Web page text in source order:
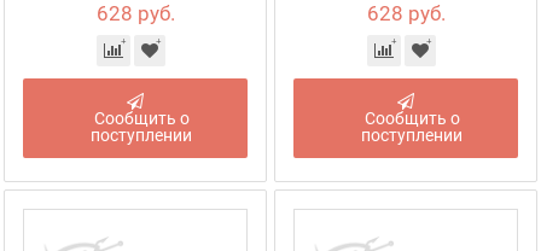
628 руб.
Сообщить о
поступлении
628 руб.
Сообщить о
поступлении